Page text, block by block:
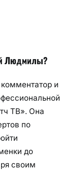
Людмилы?
и
ТВ». Она
по
до
своим